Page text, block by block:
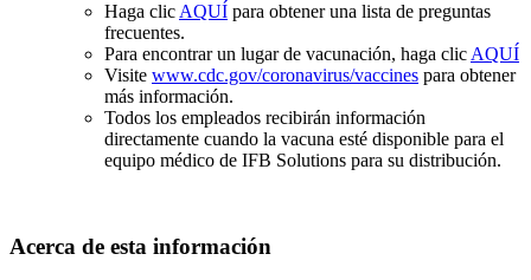
Haga clic AQUÍ para obtener una lista de preguntas
frecuentes.
Para encontrar un lugar de vacunación, haga clic AQUÍ
Visite www.cdc.gov/coronavirus/vaccines para obtener
más información.
Todos los empleados recibirán información
directamente cuando la vacuna esté disponible para el
equipo médico de IFB Solutions para su distribución.
Acerca de esta información